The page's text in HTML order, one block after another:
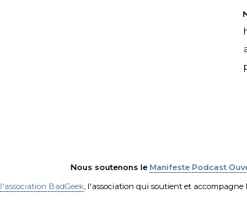
Nous soutenons le Manifeste Podcast
l'association BadGeek , l'association qui soutient et